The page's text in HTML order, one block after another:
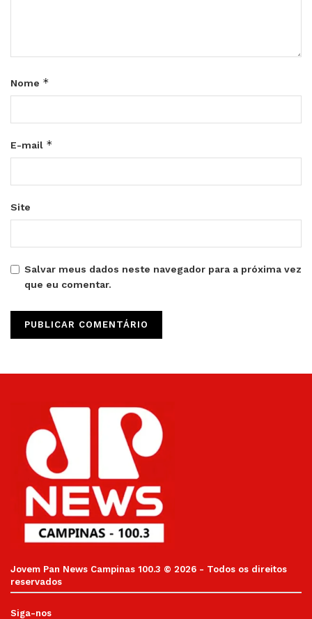
Nome *
E-mail *
Site
Salvar meus dados neste navegador para a próxima vez
que eu comentar.
Jovem Pan News Campinas 100.3 © 2026 - Todos os direitos
reservados
Siga-nos